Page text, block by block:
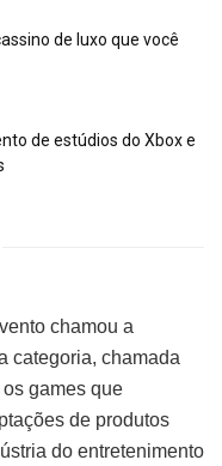
de luxo que você
de estúdios do Xbox e
chamou a
categoria, chamada
games que
de produtos
do entretenimento